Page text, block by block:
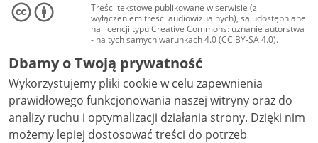
Treści tekstowe publikowane w serwisie (z
wyłączeniem treści audiowizualnych), są udostępniane
na licencji typu Creative Commons: uznanie autorstwa
- na tych samych warunkach 4.0 (CC BY-SA 4.0).
Materiały audiowizualne, w tym zdjęcia, materiały
audio i wideo, są udostępniane na licencji typu
Creative Commons: uznanie autorstwa użycie
niekomercyjne - bez utworów zależnych 4.0 (CC BY-
NC-ND 4.0), o ile nie jest to stwierdzone inaczej.
Dbamy o Twoją prywatność
Wykorzystujemy pliki cookie w celu zapewnienia
prawidłowego funkcjonowania naszej witryny oraz do
analizy ruchu i optymalizacji działania strony. Dzięki nim
możemy lepiej dostosować treści do potrzeb